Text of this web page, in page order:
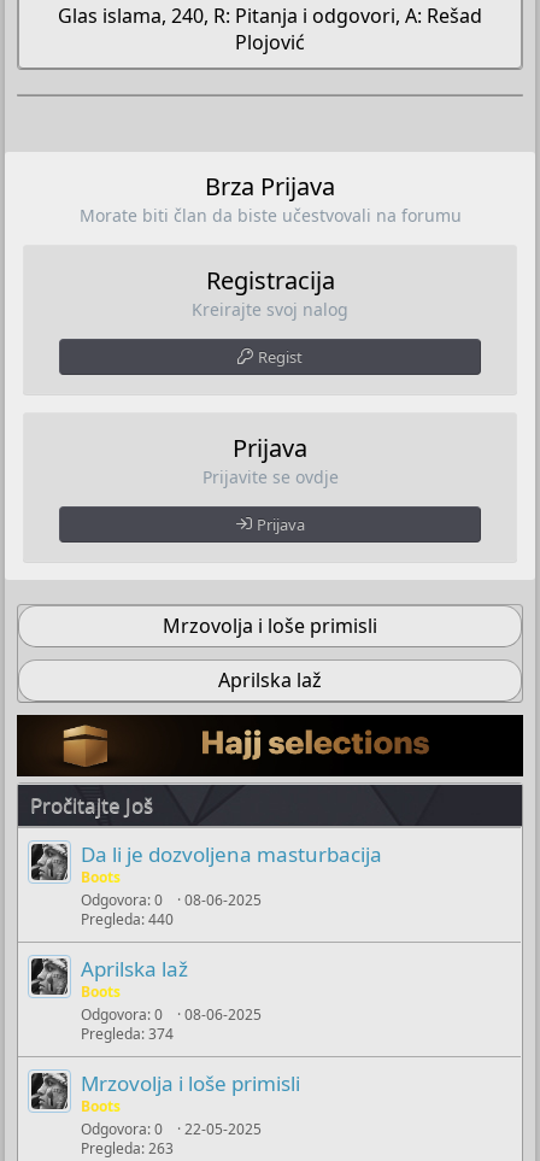
Glas islama, 240, R: Pitanja i odgovori, A: Rešad
Plojović​
Brza Prijava
Morate biti član da biste učestvovali na forumu
Registracija
Kreirajte svoj nalog
Regist
Prijava
Prijavite se ovdje
Prijava
Mrzovolja i loše primisli
Aprilska laž
Pročitajte Još
Da li je dozvoljena masturbacija
Boots
Odgovora 0
Pregleda 440
08-06-2025
Aprilska laž
Boots
Odgovora 0
Pregleda 374
08-06-2025
Mrzovolja i loše primisli
Boots
Odgovora 0
Pregleda 263
22-05-2025